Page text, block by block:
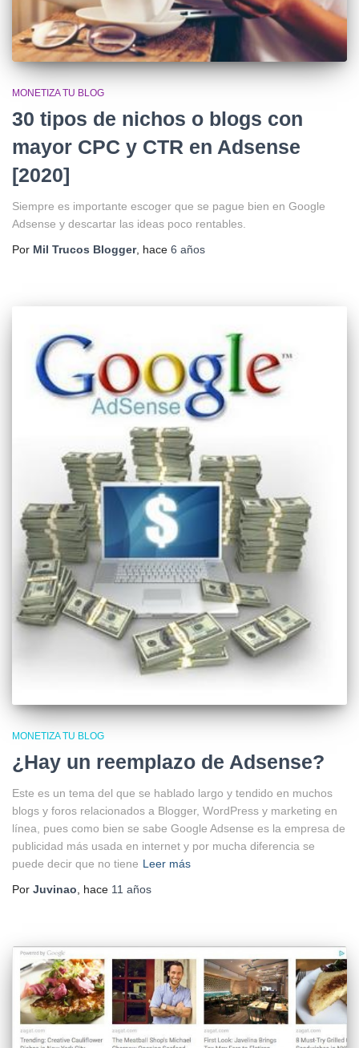
MONETIZA TU BLOG
30 tipos de nichos o blogs con
mayor CPC y CTR en Adsense
[2020]
Siempre es importante escoger que se pague bien en Google
Adsense y descartar las ideas poco rentables.
Por Mil Trucos Blogger, hace 6 años
MONETIZA TU BLOG
¿Hay un reemplazo de Adsense?
Este es un tema del que se hablado largo y tendido en muchos
blogs y foros relacionados a Blogger, WordPress y marketing en
línea, pues como bien se sabe Google Adsense es la empresa de
publicidad más usada en internet y por mucha diferencia se
puede decir que no tiene Leer más
Por Juvinao, hace 11 años